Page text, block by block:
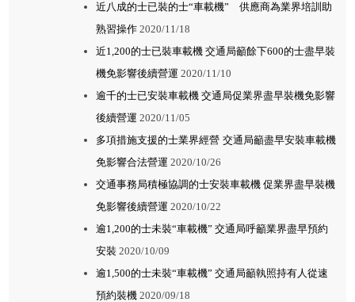
近八成的士已裝的士“車載機” 供應商為業界培訓助
熟習操作 2020/11/18
近1,200的士已裝車載機 交通局籲餘下600的士盡早裝
機免影響後續營運 2020/11/10
逾千的士已安裝車載機 交通局促業界盡早裝機免影響
後續營運 2020/11/05
多項措施支援的士業界經營 交通局籲盡早安裝車載機
免影響合法營運 2020/10/26
交通事務局積極協調的士安裝車載機 促業界盡早裝機
免影響後續營運 2020/10/22
逾1,200的士未裝“車載機” 交通局呼籲業界盡早預約
安裝 2020/10/09
逾1,500的士未裝“車載機” 交通局籲執照持有人從速
預約裝機 2020/09/18